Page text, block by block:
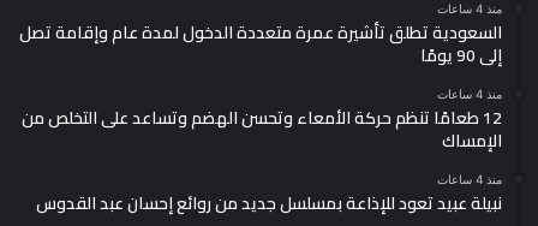
منذ 4 ساعات
السعودية تطلق تأشيرة عمرة متعددة الدخول لمدة عام وإقامة تصل
إلى 90 يومًا
منذ 4 ساعات
12 طعامًا تنظم حركة الأمعاء وتحسن الهضم وتساعد على التخلص من
الإمساك
منذ 4 ساعات
نبيلة عبيد تعود للإذاعة بمسلسل جديد من روائع إحسان عبد القدوس